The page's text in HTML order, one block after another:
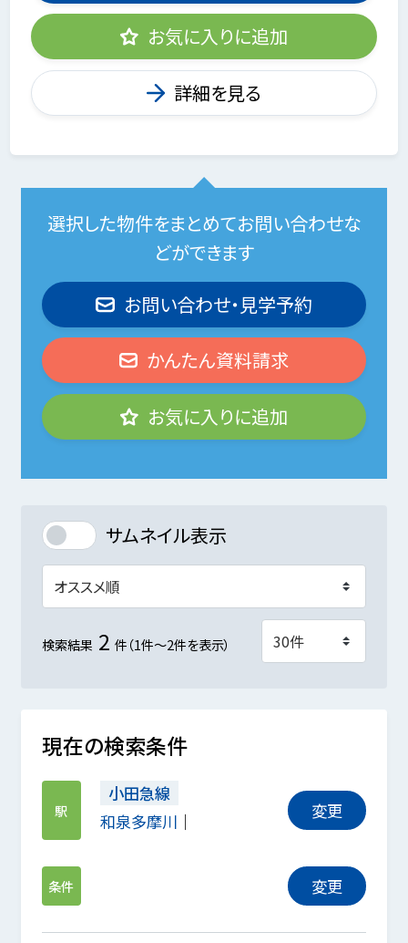
お気に入りに追加
詳細を見る
選択した物件をまとめてお問い合わせな
どができます
お問い合わせ・見学予約
かんたん資料請求
お気に入りに追加
サムネイル表示
検索結果 2 件（1件～2件を表示）
現在の検索条件
駅
小田急線
和泉多摩川
変更
条件 変更